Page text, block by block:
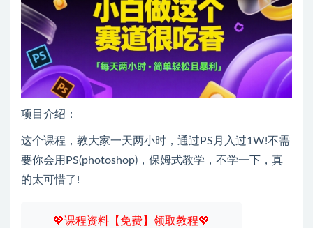
项目介绍：
这个课程，教大家一天两小时，通过PS月入过1W!不需
要你会用PS(photoshop)，保姆式教学，不学一下，真
的太可惜了!
💖课程资料【免费】领取教程💖